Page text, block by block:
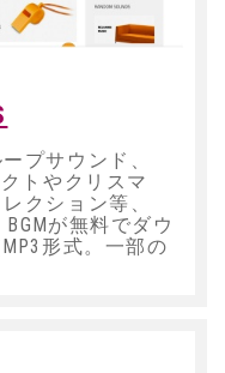
プサウンド、
トやクリスマ
クション等、
が無料でダウ
形式。一部の